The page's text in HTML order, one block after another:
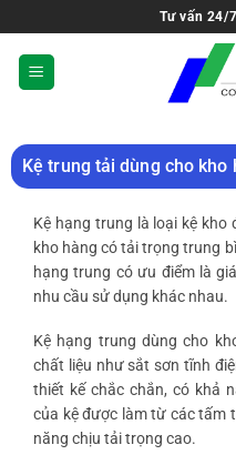
Tư vấn 24/
Kệ trung tải dùng cho kho
Kệ hạng trung là loại kệ
kho hàng có tải trọng trung
hạng trung có ưu điểm là
nhu cầu sử dụng khác nhau.
Kệ hạng trung dùng cho
chất liệu như sắt sơn tĩnh
thiết kế chắc chắn, có khả
của kệ được làm từ các tấm
năng chịu tải trọng cao.